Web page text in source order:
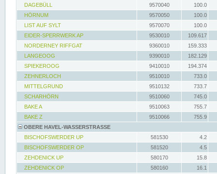
DAGEBÜLL 9570040
100.0
HÖRNUM
9570050
100.0
LIST AUF SYLT
9570070
100.0
EIDER-SPERRWERK AP
9530010
109.617
NORDERNEY RIFFGAT
9360010
159.333
LANGEOOG
9390010
182.129
SPIEKEROOG
9410010
194.374
ZEHNERLOCH
9510010
733.0
MITTELGRUND
9510132
733.7
SCHARHÖRN
9510060
745.0
BAKE A
9510063
755.7
BAKE Z
9510066
755.9
OBERE HAVEL-WASSERSTRASSE
BISCHOFSWERDER UP
581530
4.2
BISCHOFSWERDER OP
581520
4.5
ZEHDENICK UP
580170
15.8
ZEHDENICK OP
580160
16.1